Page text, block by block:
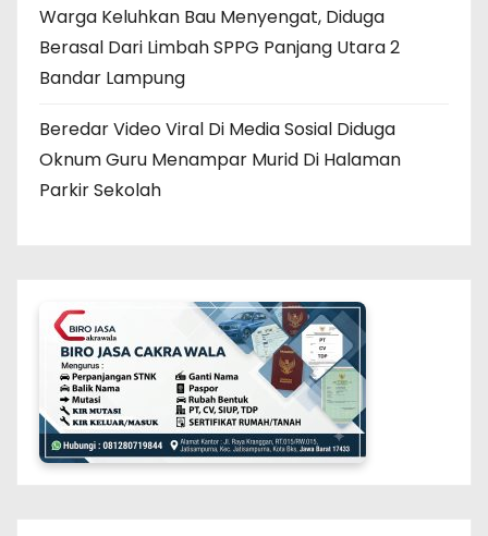
Warga Keluhkan Bau Menyengat, Diduga
Berasal Dari Limbah SPPG Panjang Utara 2
Bandar Lampung
Beredar Video Viral Di Media Sosial Diduga
Oknum Guru Menampar Murid Di Halaman
Parkir Sekolah